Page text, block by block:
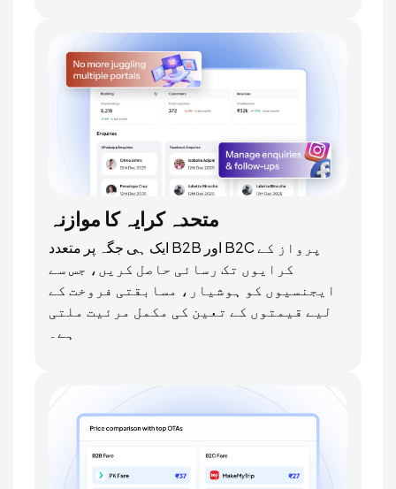
متحدہ کرایہ کا موازنہ
ایک ہی جگہ پر متعدد B2B اور B2C پرواز کے
کرایوں تک رسائی حاصل کریں، جس سے
ایجنسیوں کو ہوشیار، مسابقتی فروخت کے
لیے قیمتوں کے تعین کی مکمل مرئیت ملتی
ہے۔